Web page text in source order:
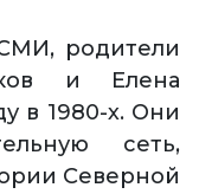
родители
и Елена
в 1980-х. Они
сеть,
Северной